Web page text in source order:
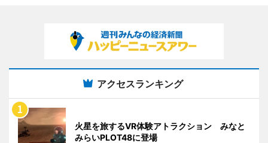
アクセスランキング
火星を旅するVR体験アトラクション みなと
みらいPLOT48に登場